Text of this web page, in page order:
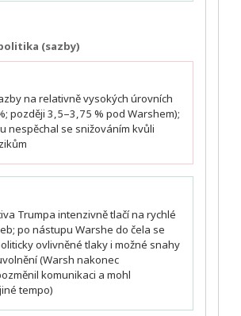
(sazby)
na relativně vysokých úrovních
později 3,5–3,75 % pod Warshem);
nespěchal se snižováním kvůli
Trumpa intenzivně tlačí na rychlé
po nástupu Warshe do čela se
ovlivněné tlaky i možné snahy
(Warsh nakonec
komunikaci a mohl
tempo)